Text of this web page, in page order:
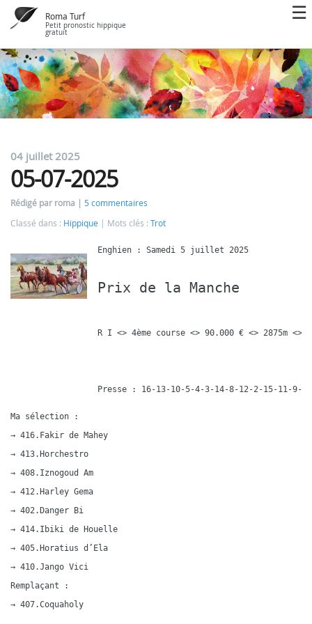
Roma Turf
Petit pronostic hippique
gratuit
04 juillet 2025
05-07-2025
Rédigé par roma
5 commentaires
Classé dans : Hippique Mots clés : Trot
Prix de la Manche
R I <> 4ème course <> 90.000 € <> 2875m <>
Presse : 16-13-10-5-4-3-14-8-12-2-15-11-9-
Ma sélection :
→ 416.Fakir de Mahey
→ 413.Horchestro
→ 408.Iznogoud Am
→ 412.Harley Gema
→ 402.Danger Bi
→ 414.Ibiki de Houelle
→ 405.Horatius d’Ela
→ 410.Jango Vici
Remplaçant :
→ 407.Coquaholy